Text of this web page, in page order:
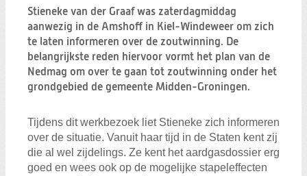
Stieneke van der Graaf was zaterdagmiddag
aanwezig in de Amshoff in Kiel-Windeweer om zich
te laten informeren over de zoutwinning. De
belangrijkste reden hiervoor vormt het plan van de
Nedmag om over te gaan tot zoutwinning onder het
grondgebied de gemeente Midden-Groningen.
Tijdens dit werkbezoek liet Stieneke zich informeren
over de situatie. Vanuit haar tijd in de Staten kent zij
die al wel zijdelings. Ze kent het aardgasdossier erg
goed en wees ook op de mogelijke stapeleffecten